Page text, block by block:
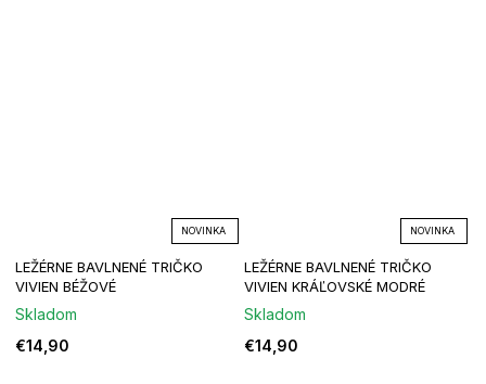
NOVINKA
LEŽÉRNE BAVLNENÉ TRIČKO
VIVIEN BÉŽOVÉ
Skladom
€14,90
NOVINKA
LEŽÉRNE BAVLNENÉ TRIČKO
VIVIEN KRÁĽOVSKÉ MODRÉ
Skladom
€14,90